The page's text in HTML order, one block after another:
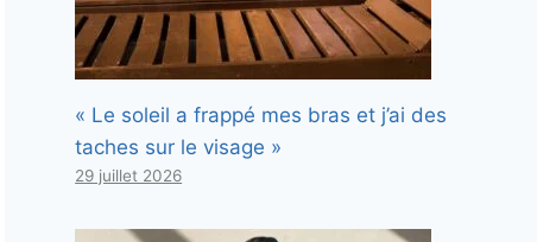
« Le soleil a frappé mes bras et j’ai des
taches sur le visage »
29 juillet 2026